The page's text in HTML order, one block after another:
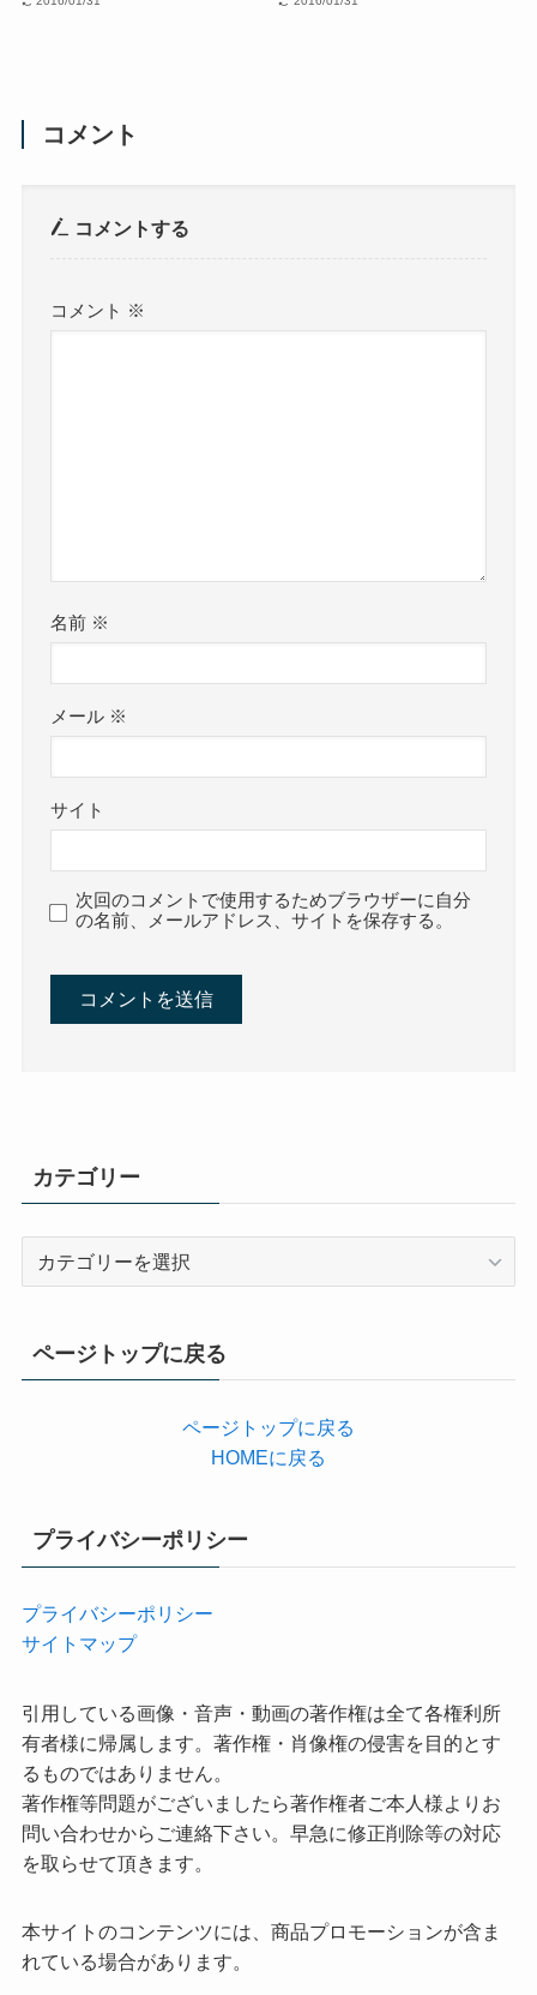
コメント
コメントする
コメント ※
名前 ※
メール ※
サイト
次回のコメントで使用するためブラウザーに自分
の名前、メールアドレス、サイトを保存する。
カテゴリー
ページトップに戻る
ページトップに戻る
HOMEに戻る
プライバシーポリシー
プライバシーポリシー
サイトマップ
引用している画像・音声・動画の著作権は全て各権利所
有者様に帰属します。著作権・肖像権の侵害を目的とす
るものではありません。
著作権等問題がございましたら著作権者ご本人様よりお
問い合わせからご連絡下さい。早急に修正削除等の対応
を取らせて頂きます。
本サイトのコンテンツには、商品プロモーションが含ま
れている場合があります。